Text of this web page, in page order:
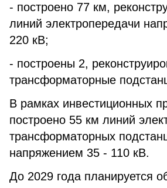
- построено 77 км,
линий электропередачи
220 кВ;
- построены 2,
трансформаторные
В рамках инвестиционных
построено 55 км линий
трансформаторных
напряжением 35 - 110 кВ.
До 2029 года планируется